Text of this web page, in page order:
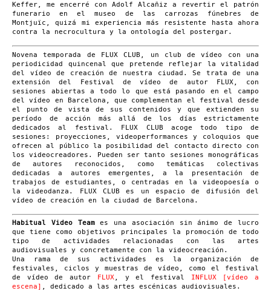
Keffer, me encerré con Adolf Alcañiz a revertir el patrón
funerario en el museo de las carrozas fúnebres de
Montjuïc, quizá mi experiencia más resistente hasta ahora
contra la necrocultura y la ontología del postergar.
Novena temporada de FLUX CLUB, un club de vídeo con una
periodicidad quincenal que pretende reflejar la vitalidad
del vídeo de creación de nuestra ciudad. Se trata de una
extensión del Festival de vídeo de autor FLUX, con
sesiones abiertas a todo lo que está pasando en el campo
del vídeo en Barcelona, que complementan el festival desde
el punto de vista de sus contenidos y que extienden su
período de acción más allá de los días estrictamente
dedicados al festival. FLUX CLUB acoge todo tipo de
sesiones: proyecciones, videoperformances y coloquios que
ofrecen al público la posibilidad del contacto directo con
los videocreadores. Pueden ser tanto sesiones monográficas
de autores reconocidos, como temáticas colectivas
dedicadas a autores emergentes, a la presentación de
trabajos de estudiantes, o centradas en la videopoesía o
la videodanza. FLUX CLUB es un espacio de difusión del
vídeo de creación en la ciudad de Barcelona.
Habitual Video Teames una asociación sin ánimo de lucro
que tiene como objetivos principales la promoción de todo
tipo de actividades relacionadas con las artes
audiovisuales y concretamente con la videocreación.
Una rama de sus actividades es la organización de
festivales, ciclos y muestras de vídeo, como el festival
de vídeo de autor FLUX, y el festival
INFLUX [vídeo a
escena] , dedicado a las artes escénicas audiovisuales.